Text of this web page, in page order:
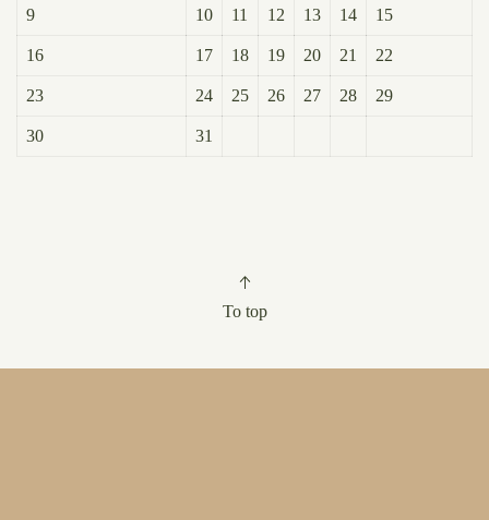
9 10 11 12 13 14 15
16 17 18 19 20 21 22
23 24 25 26 27 28 29
30 31
To top